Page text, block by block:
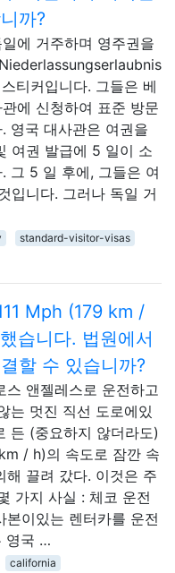
까?
에 거주하며 영주권을
티커입니다. 그들은 베
에 신청하여 표준 방문
영국 대사관은 여권을
여권 발급에 5 일이 소
그 5 일 후에, 그들은 여
입니다. 그러나 독일 거
standard-visitor-visas
Mph (179 km /
습니다. 법원에서
할 수 있습니까?
스 앤젤레스로 운전하고
는 멋진 직선 도로에있
든 (중요하지 않더라도)
/ h)의 속도로 잠깐 속
해 끌려 갔다. 이것은 주
가지 사실 : 체코 운전
본이있는 렌터카를 운전
영국 …
california